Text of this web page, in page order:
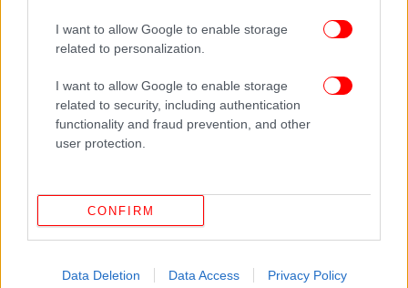
I want to allow Google to enable storage
related to personalization.
I want to allow Google to enable storage
related to security, including authentication
functionality and fraud prevention, and other
user protection.
CONFIRM
Data Deletion Data Access Privacy Policy
ΕΛΛΑΔΑ 07/06/2023 19:32
Διεθνές Συνέδριο στην Αθήνα από ΕΚΠΑ-
ΕΛΙΑΜΕΠ: 100 χρόνια από την υπογραφή της